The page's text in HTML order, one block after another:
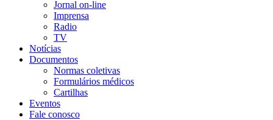
Jornal on-line
Imprensa
Radio
TV
Notícias
Documentos
Normas coletivas
Formulários médicos
Cartilhas
Eventos
Fale conosco